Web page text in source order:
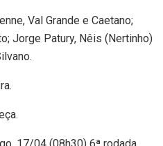
Val Grande e Caetano;
Jorge Patury, Nêis (Nertinho)